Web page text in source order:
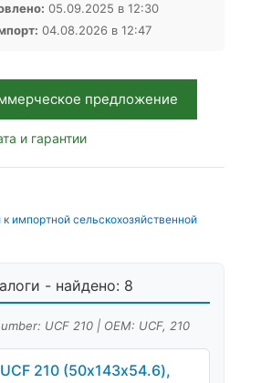
05.09.2025 в 12:30
04.08.2026 в 12:47
предложение
и гарантии
к импортной сельскохозяйственной
- найдено: 8
UCF 210 | OEM: UCF, 210
210 (50х143х54.6),